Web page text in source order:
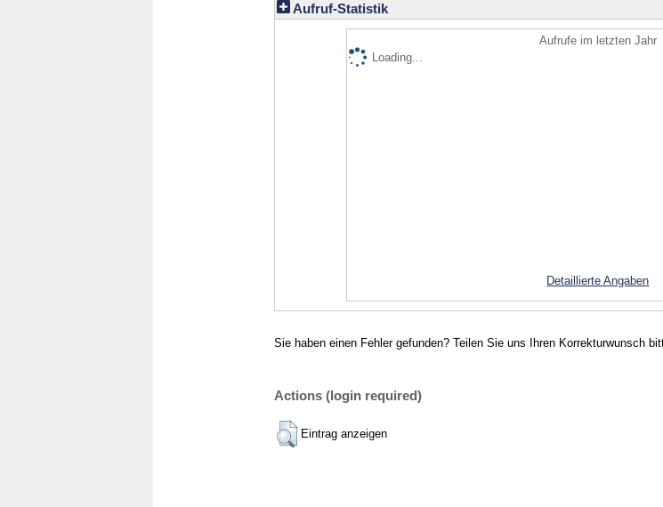
Aufruf-Statistik
Aufrufe im letzten Jahr
Loading...
Detaillierte Angaben
Sie haben einen Fehler gefunden? Teilen Sie uns Ihren Korrekturwunsch
Actions (login required)
Eintrag anzeigen